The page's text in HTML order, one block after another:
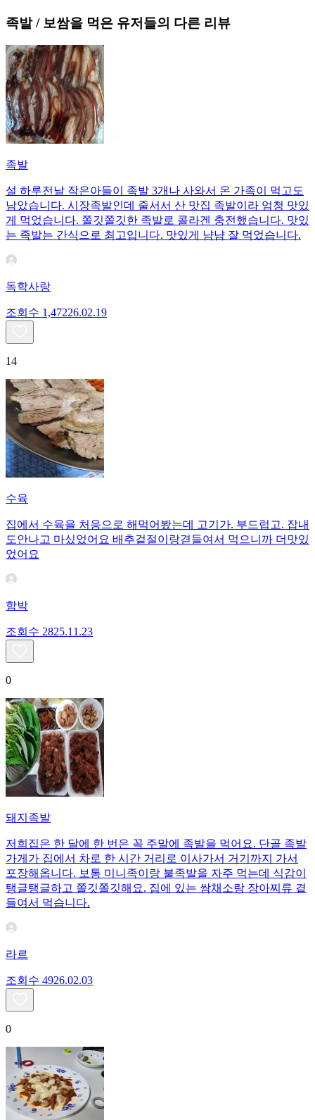
족발 / 보쌈을 먹은 유저들의 다른 리뷰
족발
설 하루전날 작은아들이 족발 3개나 사와서 온 가족이 먹고도
남았습니다. 시장족발인데 줄서서 산 맛집 족발이라 엄청 맛있
게 먹었습니다. 쫄깃쫄깃한 족발로 콜라겐 충전했습니다. 맛있
는 족발는 간식으로 최고입니다. 맛있게 냠냠 잘 먹었습니다.
독학사랑
조회수 1,47226.02.19
14
수육
집에서 수육을 처응으로 해먹어봤는데 고기가. 부드럽고. 잡내
도안나고 마싰었어요 배추겉절이랑겯들여서 먹으니까 더맛있
었어요
함박
조회수 2825.11.23
0
돼지족발
저희집은 한 달에 한 번은 꼭 주말에 족발을 먹어요. 단골 족발
가게가 집에서 차로 한 시간 거리로 이사가서 거기까지 가서
포장해옵니다. 보통 미니족이랑 불족발을 자주 먹는데 식감이
탱글탱글하고 쫄깃쫄깃해요. 집에 있는 쌈채소랑 장아찌류 곁
들여서 먹습니다.
라르
조회수 4926.02.03
0